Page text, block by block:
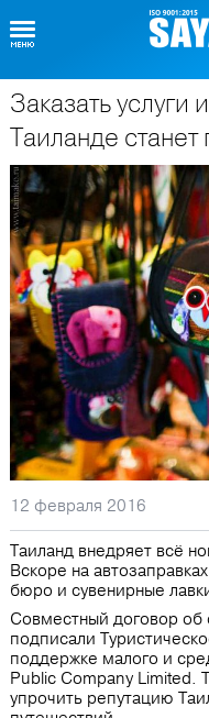
О Таиланде
Заказать услуги
Таиланде
12 февраля 2016
Таиланд внедряет всё
Вскоре на
бюро и сувенирные
Совместный договор об
подписали
поддержке малого и
Public Company Limited.
упрочить репутацию